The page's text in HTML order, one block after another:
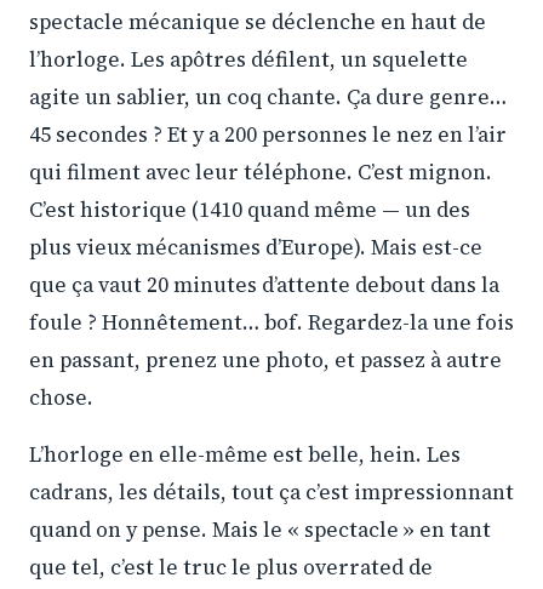
spectacle mécanique se déclenche en haut de
l’horloge. Les apôtres défilent, un squelette
agite un sablier, un coq chante. Ça dure genre…
45 secondes ? Et y a 200 personnes le nez en l’air
qui filment avec leur téléphone. C’est mignon.
C’est historique (1410 quand même — un des
plus vieux mécanismes d’Europe). Mais est-ce
que ça vaut 20 minutes d’attente debout dans la
foule ? Honnêtement… bof. Regardez-la une fois
en passant, prenez une photo, et passez à autre
chose.
L’horloge en elle-même est belle, hein. Les
cadrans, les détails, tout ça c’est impressionnant
quand on y pense. Mais le « spectacle » en tant
que tel, c’est le truc le plus overrated de